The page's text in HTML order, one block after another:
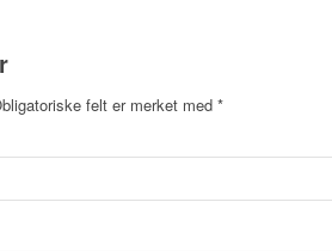
felt er merket med *